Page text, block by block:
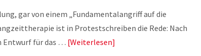
gar von einem „Fundamentalangriff auf die
ist in Protestschreiben die Rede: Nach
Entwurf für das … Weiterlesen